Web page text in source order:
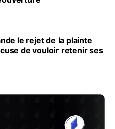
le rejet de la plainte
de vouloir retenir ses